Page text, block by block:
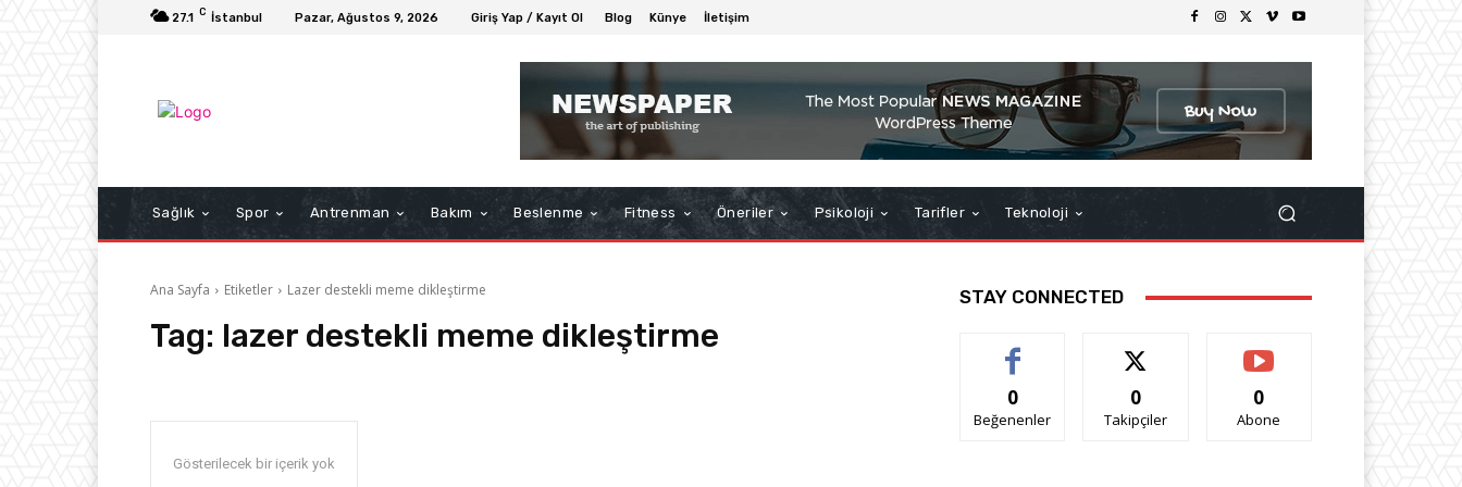
27.1 C İstanbul Pazar, Ağustos 9, 2026 Giriş Yap / Kayıt Ol Blog Künye İletişim
Sağlık Spor Antrenman Bakım Beslenme Fitness Öneriler Psikoloji Tarifler Teknoloji
Ana Sayfa Etiketler Lazer destekli meme dikleştirme
Tag: lazer destekli meme dikleştirme
Gösterilecek bir içerik yok
STAY CONNECTED
0
Beğenenler
0
Takipçiler
0
Abone